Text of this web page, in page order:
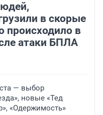
в скорые
происходило в
атаки БПЛА
— выбор
новые «Тед
«Одержимость»